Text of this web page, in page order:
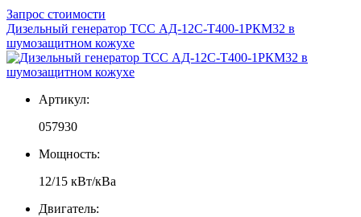
Запрос стоимости
Дизельный генератор ТСС АД-12С-Т400-1РКМ32 в
шумозащитном кожухе
Артикул:
057930
Мощность:
12/15 кВт/кВа
Двигатель: